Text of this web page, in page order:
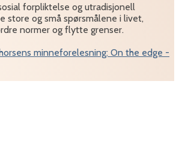
forpliktelse og utradisjonell
store og små spørsmålene i livet,
normer og flytte grenser.
minneforelesning: On the edge -